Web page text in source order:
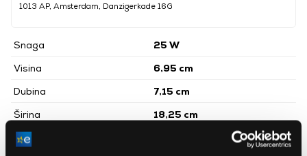
1013 AP, Amsterdam, Danzigerkade 16G
Snaga
25 W
Visina
6,95 cm
Dubina
7,15 cm
Širina
18,25 cm
Boja